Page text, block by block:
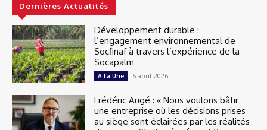
Dernières Actualités
Développement durable :
l’engagement environnemental de
Socfinaf à travers l’expérience de la
Socapalm
A La Une 6 août 2026
Frédéric Augé : « Nous voulons bâtir
une entreprise où les décisions prises
au siège sont éclairées par les réalités